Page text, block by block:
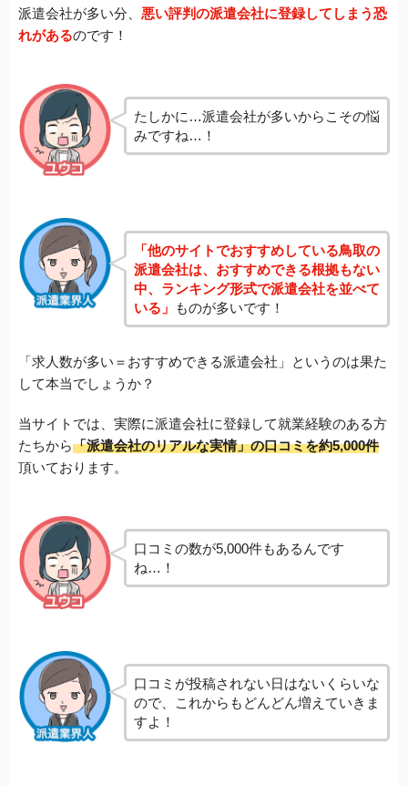
派遣会社が多い分、 悪い評判の派遣会社に登録してしまう恐
れがあるのです！
たしかに…派遣会社が多いからこその悩
みですね…！
「他のサイトでおすすめしている鳥取の
派遣会社は、おすすめできる根拠もない
中、ランキング形式で派遣会社を並べて
いる」
ものが多いです！
「求人数が多い＝おすすめできる派遣会社」というのは果た
して本当でしょうか？
当サイトでは、実際に派遣会社に登録して就業経験のある方
たちから「派遣会社のリアルな実情」の口コミを約5,000件
頂いております。
口コミの数が5,000件もあるんです
ね…！
口コミが投稿されない日はないくらいな
ので、これからもどんどん増えていきま
すよ！